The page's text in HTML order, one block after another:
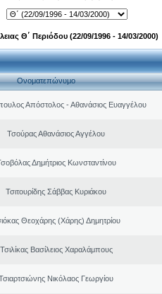
Θ΄ Περιόδου (22/09/1996 - 14/03/2000)
Ονοματεπώνυμο
Απόστολος - Αθανάσιος Ευαγγέλου
Τσούρας Αθανάσιος Αγγέλου
Δημήτριος Κωνσταντίνου
Τσιτουρίδης Σάββας Κυριάκου
Θεοχάρης (Χάρης) Δημητρίου
Τσιλίκας Βασίλειος Χαραλάμπους
Νικόλαος Γεωργίου